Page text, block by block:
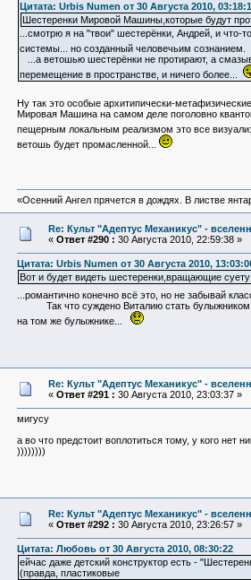
Цитата: Urbis Numen от 30 Августа 2010,
Шестеренки Мировой Машины,которые будут
...смотрю я на "твои" шестерёнки, Андрей, и
системы... но созданный человечьим сознанием.
...а ветошью шестерёнки не протирают, а
перемещение в пространстве, и ничего более...
Ну так это особые архитипически-
Мировая Машина на самом деле поголовно
пещерным локальным реализмом это все
ветошь будет промасленной...
«Осенний Ангел прячется в дождях. В листве
Re: Культ "Адептус Механикус" -
« Ответ #290 : 30 Августа 2010, 22:59:38 »
Цитата: Urbis Numen от 30 Августа 2010,
Вот и будет видеть шестеренки,вращающие
...романтично конечно всё это, но не забывай
Так что суждено Виталию стать булыжником...
на том же булыжнике...
Re: Культ "Адептус Механикус" -
« Ответ #291 : 30 Августа 2010, 23:03:37 »
мигусу
а во что предстоит воплотиться тому, у кого нет
))))))))
Re: Культ "Адептус Механикус" -
« Ответ #292 : 30 Августа 2010, 23:26:57 »
Цитата: Любовь от 30 Августа 2010, 08:30:22
ейчас даже детский конструктор есть -
(правда, пластиковые